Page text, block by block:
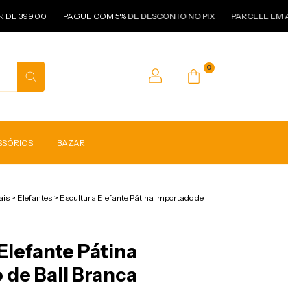
PAGUE COM 5% DE DESCONTO NO PIX PARCELE EM ATÉ 3X
0
BAZAR
> Elefantes > Escultura Elefante Pátina Importado de
Pátina
Bali Branca